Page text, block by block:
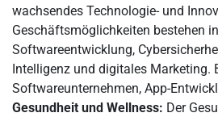
wachsendes Technologie- und
Geschäftsmöglichkeiten bestehen
Softwareentwicklung,
Intelligenz und digitales Marketing.
Softwareunternehmen, App-
Gesundheit und Wellness: Der